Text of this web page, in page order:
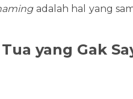
adalah hal yang
yang Gak